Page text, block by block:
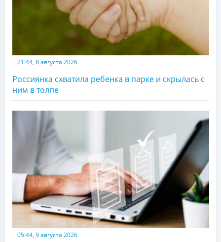
21:44, 8 августа 2026
Россиянка схватила ребенка в парке и скрылась с
ним в толпе
05:44, 9 августа 2026